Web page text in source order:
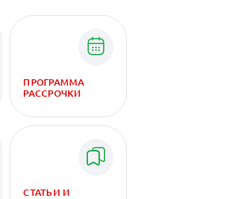
ПРОГРАММА
РАССРОЧКИ
СТАТЬИ И